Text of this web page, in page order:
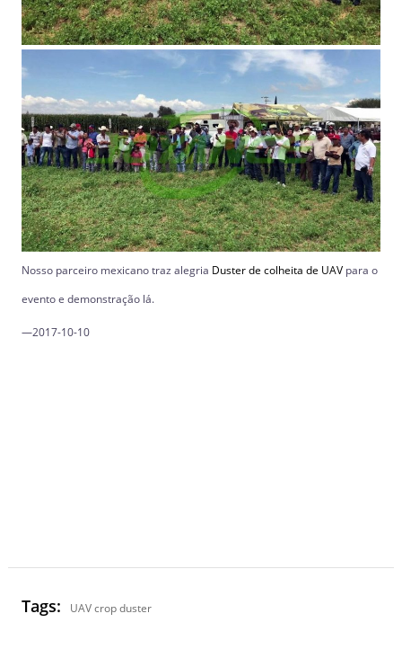
Nosso parceiro mexicano traz alegria Duster de colheita de UAVpara o
evento e demonstração lá.
—2017-10-10
Tags: UAV crop duster